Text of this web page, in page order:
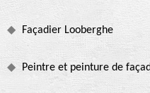
Façadier Looberghe
Peintre et peinture de